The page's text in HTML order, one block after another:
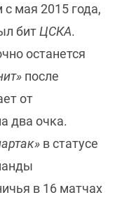
мая 2015 года,
битЦСКА.
останется
после
от
два очка.
в статусе
в 16 матчах